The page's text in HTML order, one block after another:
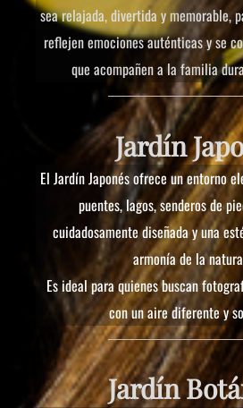
sea relajada, divertida y memorable,
reflejen emociones auténticas y se
que acompañen a la familia
Jardín
El Jardín Japonés ofrece un entorno
puentes, lagos, senderos de
cuidadosamente diseñada y una
armonía de la
Es ideal para quienes buscan
con un aire diferente y
Jardín